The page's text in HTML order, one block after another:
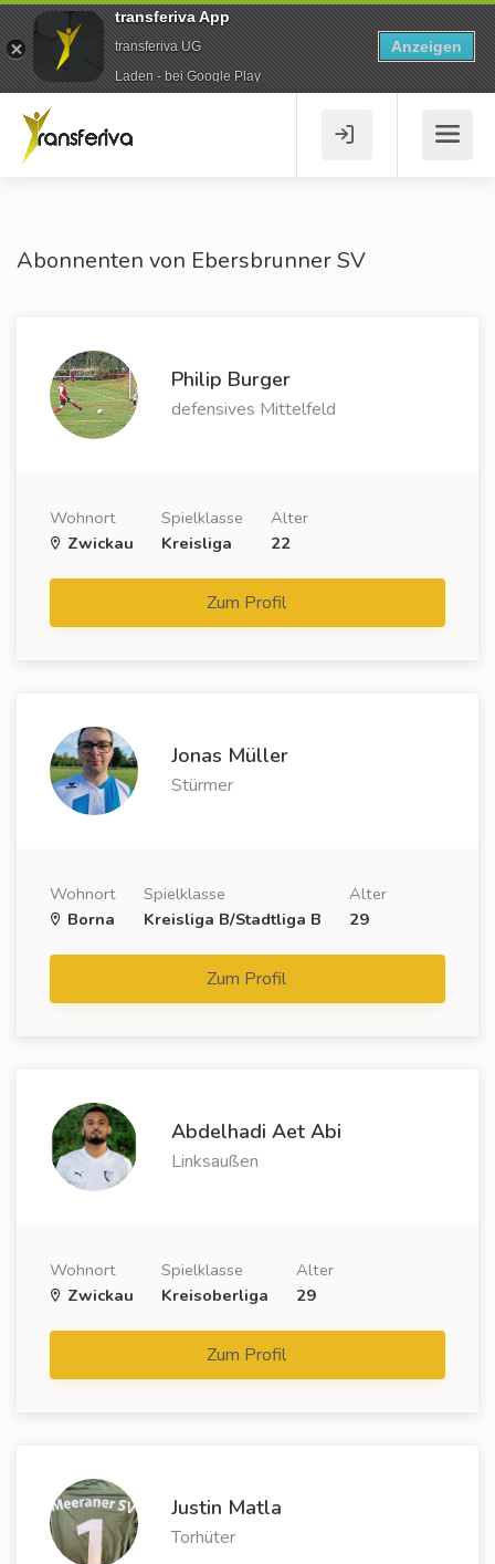
Abonnenten von Ebersbrunner SV
Philip Burger
defensives Mittelfeld
Wohnort
Zwickau
Spielklasse
Kreisliga
Alter
22
Zum Profil
Jonas Müller
Stürmer
Wohnort
Borna
Spielklasse
Kreisliga B/Stadtliga B
Alter
29
Zum Profil
Abdelhadi Aet Abi
Linksaußen
Wohnort
Zwickau
Spielklasse
Kreisoberliga
Alter
29
Zum Profil
Justin Matla
Torhüter
transferiva App
transferiva UG
Laden - bei Google Play
Anzeigen